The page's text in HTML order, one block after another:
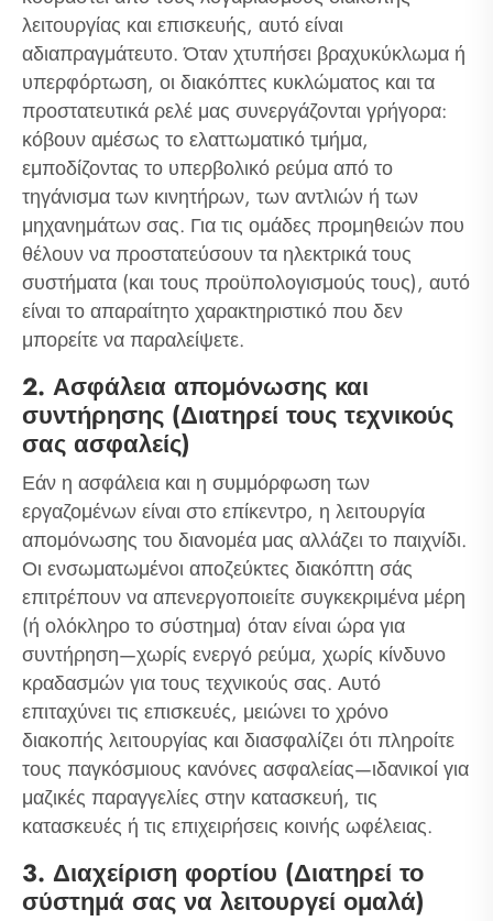
λειτουργίας και επισκευής, αυτό είναι
αδιαπραγμάτευτο. Όταν χτυπήσει βραχυκύκλωμα ή
υπερφόρτωση, οι διακόπτες κυκλώματος και τα
προστατευτικά ρελέ μας συνεργάζονται γρήγορα:
κόβουν αμέσως το ελαττωματικό τμήμα,
εμποδίζοντας το υπερβολικό ρεύμα από το
τηγάνισμα των κινητήρων, των αντλιών ή των
μηχανημάτων σας. Για τις ομάδες προμηθειών που
θέλουν να προστατεύσουν τα ηλεκτρικά τους
συστήματα (και τους προϋπολογισμούς τους), αυτό
είναι το απαραίτητο χαρακτηριστικό που δεν
μπορείτε να παραλείψετε.
2. Ασφάλεια απομόνωσης και
συντήρησης (Διατηρεί τους τεχνικούς
σας ασφαλείς)
Εάν η ασφάλεια και η συμμόρφωση των
εργαζομένων είναι στο επίκεντρο, η λειτουργία
απομόνωσης του διανομέα μας αλλάζει το παιχνίδι.
Οι ενσωματωμένοι αποζεύκτες διακόπτη σάς
επιτρέπουν να απενεργοποιείτε συγκεκριμένα μέρη
(ή ολόκληρο το σύστημα) όταν είναι ώρα για
συντήρηση—χωρίς ενεργό ρεύμα, χωρίς κίνδυνο
κραδασμών για τους τεχνικούς σας. Αυτό
επιταχύνει τις επισκευές, μειώνει το χρόνο
διακοπής λειτουργίας και διασφαλίζει ότι πληροίτε
τους παγκόσμιους κανόνες ασφαλείας—ιδανικοί για
μαζικές παραγγελίες στην κατασκευή, τις
κατασκευές ή τις επιχειρήσεις κοινής ωφέλειας.
3. Διαχείριση φορτίου (Διατηρεί το
σύστημά σας να λειτουργεί ομαλά)